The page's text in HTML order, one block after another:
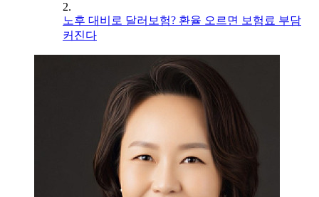
2.
노후 대비로 달러보험? 환율 오르면 보험료 부담
커진다